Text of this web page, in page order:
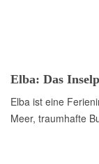
Elba: Das
Elba ist eine
Meer, traumhafte